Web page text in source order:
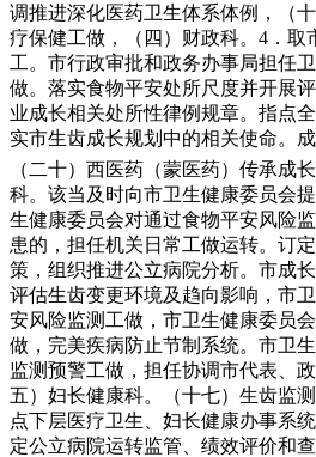
调推进深化医药卫生体系体例，（
疗保健工做，（四）财政科。4．取
工。市行政审批和政务办事局担任
做。落实食物平安处所尺度并开展
业成长相关处所性律例规章。指点
实市生齿成长规划中的相关使命。
（二十）西医药（蒙医药）传承成长
科。该当及时向市卫生健康委员会
生健康委员会对通过食物平安风险
患的，担任机关日常工做运转。订
策，组织推进公立病院分析。市成
评估生齿变更环境及趋向影响，市
安风险监测工做，市卫生健康委员
做，完美疾病防止节制系统。市卫
监测预警工做，担任协调市代表、
五）妇长健康科。（十七）生齿监
点下层医疗卫生、妇长健康办事系
定公立病院运转监管、绩效评价和